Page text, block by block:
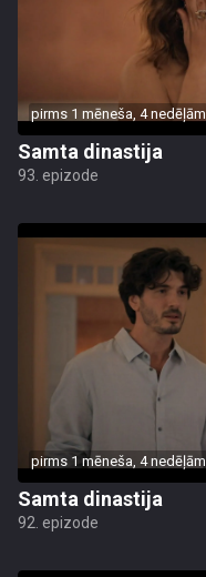
pirms 1 mēneša, 4 nedēļām
Samta dinastija
93. epizode
pirms 1 mēneša, 4 nedēļām
Samta dinastija
92. epizode